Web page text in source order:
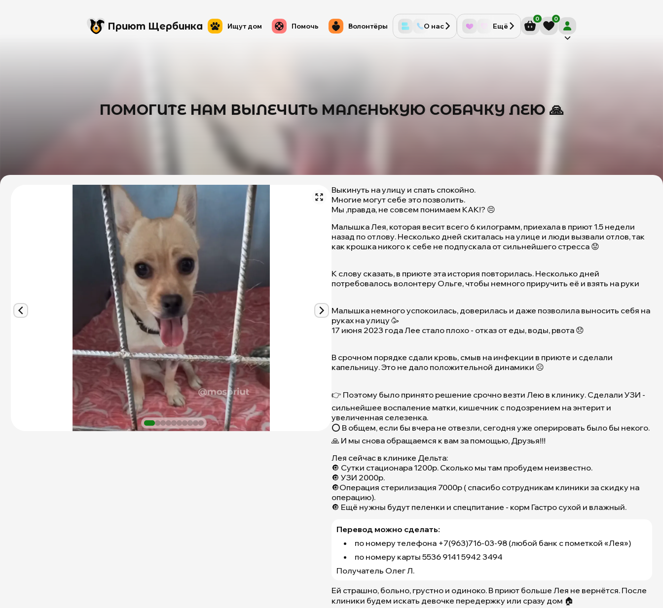
Приют Щербинка
0 0
Ищут дом Помочь Волонтёры О нас Ещё
ПОМОГИТЕ НАМ ВЫЛЕЧИТЬ МАЛЕНЬКУЮ СОБАЧКУ ЛЕЮ 🙏
маленькую
собачку
Лею
🙏
Приют
Щербинка
для
бездомных
животных
Помогите
Приют
животных
Выкинуть на улицу и спать спокойно.
Многие могут себе это позволить.
Мы ,правда, не совсем понимаем КАК!? 😣
Малышка Лея, которая весит всего 6 килограмм, приехала в приют 1.5 недели
назад по отлову. Несколько дней скиталась на улице и люди вызвали отлов, так
как крошка никого к себе не подпускала от сильнейшего стресса 😟
К слову сказать, в приюте эта история повторилась. Несколько дней
потребовалось волонтеру Ольге, чтобы немного приручить её и взять на руки
Малышка немного успокоилась, доверилась и даже позволила выносить себя на
руках на улицу 🥳
17 июня 2023 года Лее стало плохо - отказ от еды, воды, рвота 😞
В срочном порядке сдали кровь, смыв на инфекции в приюте и сделали
капельницу. Это не дало положительной динамики ☹️
👉 Поэтому было принято решение срочно везти Лею в клинику. Сделали УЗИ -
сильнейшее воспаление матки, кишечник с подозрением на энтерит и
увеличенная селезенка.
⭕️ В общем, если бы вчера не отвезли, сегодня уже оперировать было бы некого.
🙏 И мы снова обращаемся к вам за помощью, Друзья!!!
Лея сейчас в клинике Дельта:
🔘 Сутки стационара 1200р. Сколько мы там пробудем неизвестно.
🔘 УЗИ 2000р.
🔘Операция стерилизация 7000р ( спасибо сотрудникам клиники за скидку на
операцию).
🔘 Ещё нужны будут пеленки и спецпитание - корм Гастро сухой и влажный.
Перевод можно сделать:
по номеру телефона +7(963)716-03-98 (любой банк с пометкой «Лея»)
по номеру карты 5536 9141 5942 3494
Получатель Олег Л.
Ей страшно, больно, грустно и одиноко. В приют больше Лея не вернётся. После
клиники будем искать девочке передержку или сразу дом 🏠